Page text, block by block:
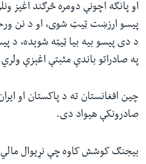
او پانګه اچونې دومره څرګند اغیز
پیسو ارزښت ټیټ شوی، او د نن
د دی پیسو بیه بیا ټیټه شوېده، د
په صادراتو باندې مثبتې اغېزې
چین افغانستان ته د پاکستان او
صادرونکې هیواد دی.
بیجنګ کوشش کاوه چې نړیوال